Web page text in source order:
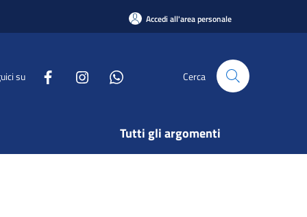
Accedi all'area personale
su Cerca
Tutti gli argomenti